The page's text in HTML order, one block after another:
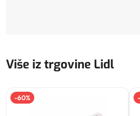
Više iz trgovine Lidl
-60% -